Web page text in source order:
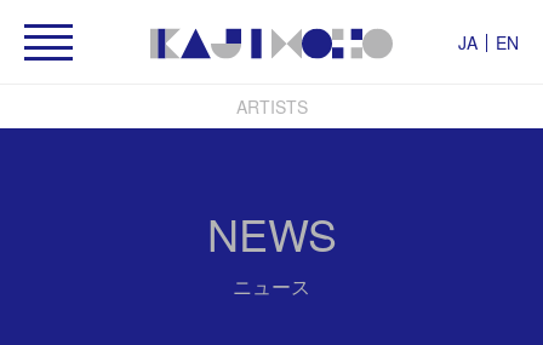
JA EN
ARTISTS
NEWS
ニュース